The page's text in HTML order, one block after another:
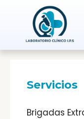
contenido
Servicios
Brigadas